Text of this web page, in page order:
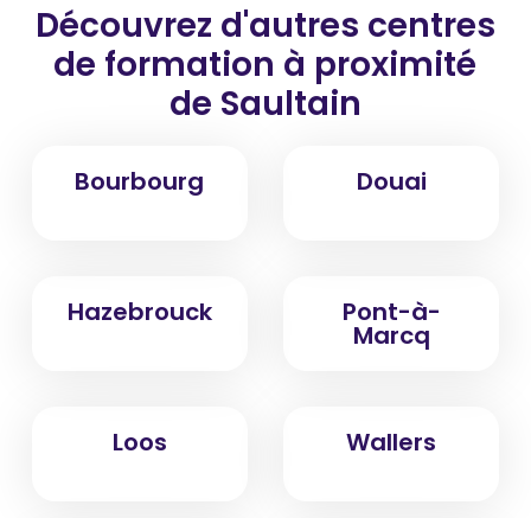
Découvrez d'autres centres
de formation à proximité
de Saultain
Bourbourg Douai
Hazebrouck Pont-à-
Marcq
Loos Wallers